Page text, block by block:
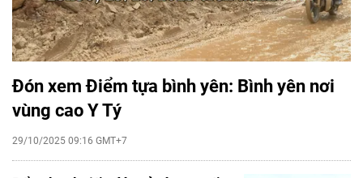
Đón xem Điểm tựa bình yên: Bình yên nơi
vùng cao Y Tý
29/10/2025 09:16 GMT+7